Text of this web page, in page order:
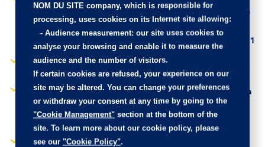
stabilité (ESP) avec
antipatinage des roues
(ASR) + Contrôle de
stabilité de l'attelage
Coques de rétroviseurs
extérieurs noir brillant
Démarrage mains-libres
Déploiement des
poignées de portes
affleurantes à la clé
Détection de sous-
Prédisposition pour roue
de secours galette
Prises 12 V 1 prise AV et 1
prise dans le coffre
Prises USB 1 prise USB-C
sous l'accoudoir central
AV, 1 prise USB-C dans la
console et 2 prises USB-
C pour les passagers AR
Projecteurs à LED
NOM DU SITE company, which is responsible for
processing, uses cookies on its Internet site allowing:
- Audience measurement: our site uses cookies to
analyse your browsing and enable it to measure the
audience and the number of visitors.
If certain cookies are refused, your experience on our
site may be altered. You can change your preferences
or withdraw your consent at any time by going to the
"Cookie Management" section at the bottom of the
site. To learn more about our cookie policy, please
see our "Cookie Policy".